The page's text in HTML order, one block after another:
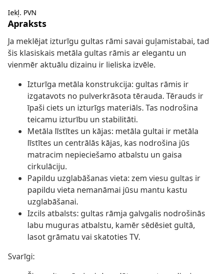
Iekļ. PVN
Apraksts
Ja meklējat izturīgu gultas rāmi savai guļamistabai, tad
šis klasiskais metāla gultas rāmis ar elegantu un
vienmēr aktuālu dizainu ir lieliska izvēle.
Izturīga metāla konstrukcija: gultas rāmis ir
izgatavots no pulverkrāsota tērauda. Tērauds ir
īpaši ciets un izturīgs materiāls. Tas nodrošina
teicamu izturību un stabilitāti.
Metāla līstītes un kājas: metāla gultai ir metāla
līstītes un centrālās kājas, kas nodrošina jūs
matracim nepieciešamo atbalstu un gaisa
cirkulāciju.
Papildu uzglabāšanas vieta: zem viesu gultas ir
papildu vieta nemanāmai jūsu mantu kastu
uzglabāšanai.
Izcils atbalsts: gultas rāmja galvgalis nodrošinās
labu muguras atbalstu, kamēr sēdēsiet gultā,
lasot grāmatu vai skatoties TV.
Svarīgi: